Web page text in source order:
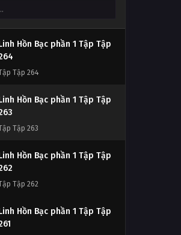
Hồn Bạc phần 1 Tập Tập
Tập 264
Hồn Bạc phần 1 Tập Tập
Tập 263
Hồn Bạc phần 1 Tập Tập
Tập 262
Hồn Bạc phần 1 Tập Tập